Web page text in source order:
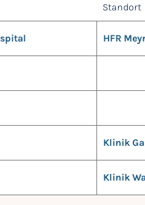
Standort
HFR
Klinik
Klinik